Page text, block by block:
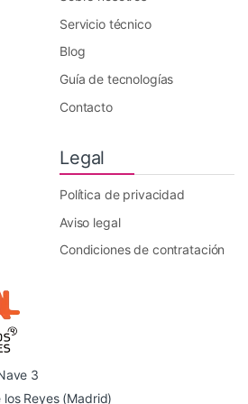
Servicio técnico
Blog
Guía de tecnologías
Contacto
Legal
Política de privacidad
Aviso legal
Condiciones de contratación
3
Reyes (Madrid)